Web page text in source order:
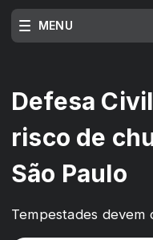
MENU
Defesa
risco de
São Paulo
Tempestades